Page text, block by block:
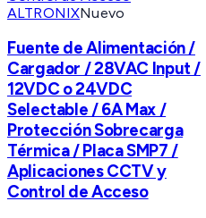
ALTRONIXNuevo
Fuente de Alimentación /
Cargador / 28VAC Input /
12VDC o 24VDC
Selectable / 6A Max /
Protección Sobrecarga
Térmica / Placa SMP7 /
Aplicaciones CCTV y
Control de Acceso